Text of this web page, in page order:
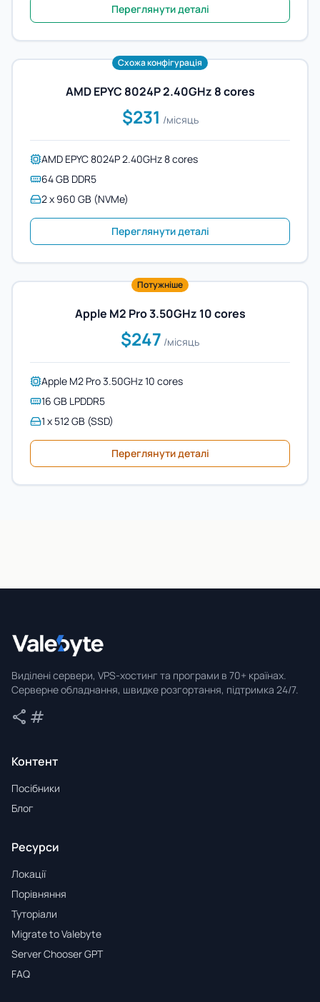
Переглянути деталі
Схожа конфігурація
AMD EPYC 8024P 2.40GHz 8 cores
$231 /місяць
AMD EPYC 8024P 2.40GHz 8 cores
64 GB DDR5
2 x 960 GB (NVMe)
Переглянути деталі
Потужніше
Apple M2 Pro 3.50GHz 10 cores
$247 /місяць
Apple M2 Pro 3.50GHz 10 cores
16 GB LPDDR5
1 x 512 GB (SSD)
Переглянути деталі
Виділені сервери, VPS-хостинг та програми в 70+ країнах.
Серверне обладнання, швидке розгортання, підтримка 24/7.
share Поділитися
tag
Контент
Посібники
Блог
Ресурси
Локації
Порівняння
Туторіали
Migrate to Valebyte
Server Chooser GPT
FAQ